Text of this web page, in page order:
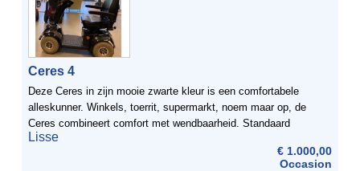
Ceres 4
Deze Ceres in zijn mooie zwarte kleur is een comfortabele
alleskunner. Winkels, toerrit, supermarkt, noem maar op, de
Ceres combineert comfort met wendbaarheid. Standaard
voorzien van een spiegel, draaibare luxestoel met hoofdsteun,
Lisse
€ 1.000,00
Occasion